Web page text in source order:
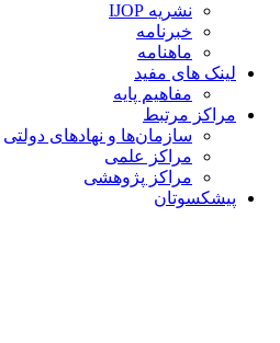
نشریه IJOP
خبرنامه
ماهنامه
لینک های مفید
مفاهیم پایه
مراکز مرتبط
سازمان‌ها و نهادهای دولتی
مراکز علمی
مراکز پژوهشی
پیشکسوتان